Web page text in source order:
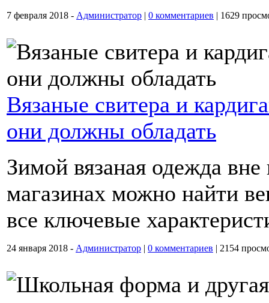
7 февраля 2018 - Администратор | 0 комментариев | 1629
Вязаные свитера и
они должны обладать
Зимой вязаная одежда
магазинах можно найти
все ключевые
24 января 2018 - Администратор | 0 комментариев | 2154